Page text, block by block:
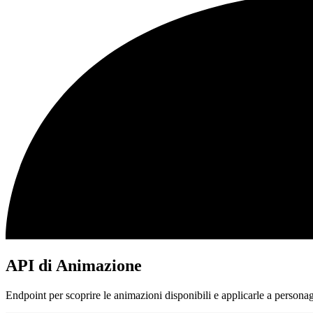
API di Animazione
Endpoint per scoprire le animazioni disponibili e applicarle a